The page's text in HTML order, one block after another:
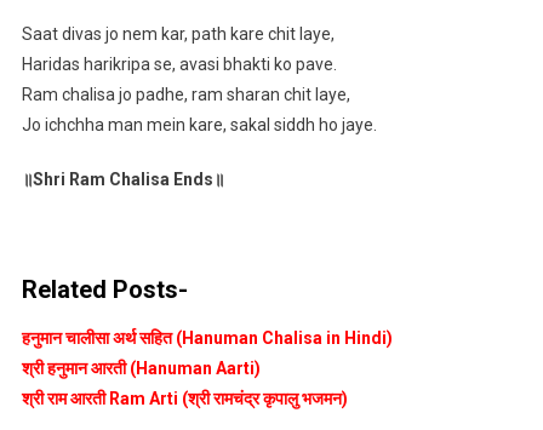
Saat divas jo nem kar, path kare chit laye,
Haridas harikripa se, avasi bhakti ko pave.
Ram chalisa jo padhe, ram sharan chit laye,
Jo ichchha man mein kare, sakal siddh ho jaye.
॥Shri Ram Chalisa Ends॥
Related Posts-
हनुमान चालीसा अर्थ सहित (Hanuman Chalisa in Hindi)
श्री हनुमान आरती (Hanuman Aarti)
श्री राम आरती Ram Arti (श्री रामचंद्र कृपालु भजमन)